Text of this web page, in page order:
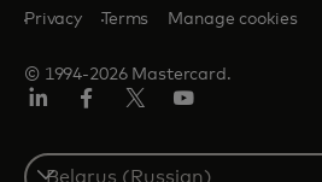
© 1994-2026 Mastercard.
Privacy Terms Manage cookies
Select
Twitter)